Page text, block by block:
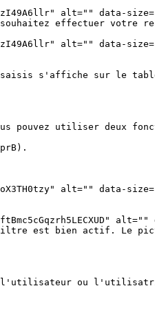
alt="" data-
effectuer votre
alt="" data-
saisis s'affiche sur le
pouvez utiliser deux
alt="" data-
est bien actif. Le
ou